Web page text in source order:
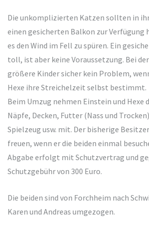
Die unkomplizierten Katzen sollten in
einen gesicherten Balkon zur Verfügung
es den Wind im Fell zu spüren. Ein
toll, ist aber keine Voraussetzung. Bei
größere Kinder sicher kein Problem,
Hexe ihre Streichelzeit selbst bestimmt.
Beim Umzug nehmen Einstein und Hexe
Näpfe, Decken, Futter (Nass und
Spielzeug usw. mit. Der bisherige
freuen, wenn er die beiden einmal
Abgabe erfolgt mit Schutzvertrag und
Schutzgebühr von 300 Euro.
Die beiden sind von Forchheim nach
Karen und Andreas umgezogen.